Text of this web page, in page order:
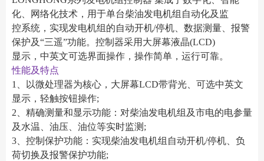
化、网络化技术，用于单台柴油发电机组自动化及监
控系统，实现发电机组的自动开机/停机、数据测量、报警
保护及“三遥”功能。控制器采用大屏幕液晶(LCD)
显示，中英文可选界面操作，操作简单，运行可靠。
性能及特点
1、以微处理器为核心，大屏幕LCD带背光、可选中英文
显示，轻触按钮操作;
2、精确测量和显示功能：对柴油发电机组及市电的电参量
及水温、油压、油位等实时监测;
3、控制保护功能：实现柴油发电机组自动开机/停机、负
荷切换及报警保护功能;